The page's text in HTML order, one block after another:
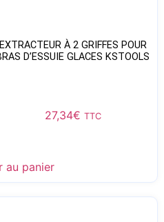
EXTRACTEUR À 2 GRIFFES POUR
D’ESSUIE GLACES KSTOOLS
27,34€ TTC
au panier